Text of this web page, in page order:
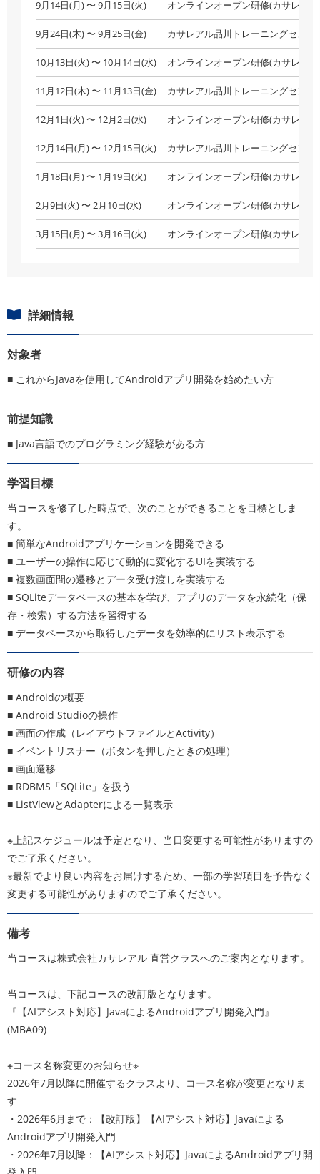
9月14日(月) 〜 9月15日(火) オンラインオープン研修(カサレア
9月24日(木) 〜 9月25日(金) カサレアル品川トレーニングセンタ
10月13日(火) 〜 10月14日(水) オンラインオープン研修(カサレア
11月12日(木) 〜 11月13日(金) カサレアル品川トレーニングセンタ
12月1日(火) 〜 12月2日(水) オンラインオープン研修(カサレア
12月14日(月) 〜 12月15日(火) カサレアル品川トレーニングセンタ
1月18日(月) 〜 1月19日(火) オンラインオープン研修(カサレア
2月9日(火) 〜 2月10日(水) オンラインオープン研修(カサレア
3月15日(月) 〜 3月16日(火) オンラインオープン研修(カサレア
詳細情報
対象者
■ これからJavaを使用してAndroidアプリ開発を始めたい方
前提知識
■ Java言語でのプログラミング経験がある方
学習目標
当コースを修了した時点で、次のことができることを目標としま
す。
■ 簡単なAndroidアプリケーションを開発できる
■ ユーザーの操作に応じて動的に変化するUIを実装する
■ 複数画面間の遷移とデータ受け渡しを実装する
■ SQLiteデータベースの基本を学び、アプリのデータを永続化（保
存・検索）する方法を習得する
■ データベースから取得したデータを効率的にリスト表示する
研修の内容
■ Androidの概要
■ Android Studioの操作
■ 画面の作成（レイアウトファイルとActivity）
■ イベントリスナー（ボタンを押したときの処理）
■ 画面遷移
■ RDBMS「SQLite」を扱う
■ ListViewとAdapterによる一覧表示
※上記スケジュールは予定となり、当日変更する可能性がありますの
でご了承ください。
※最新でより良い内容をお届けするため、一部の学習項目を予告なく
変更する可能性がありますのでご了承ください。
備考
当コースは株式会社カサレアル 直営クラスへのご案内となります。
当コースは、下記コースの改訂版となります。
『【AIアシスト対応】JavaによるAndroidアプリ開発入門』
(MBA09)
※コース名称変更のお知らせ※
2026年7月以降に開催するクラスより、コース名称が変更となりま
す
・2026年6月まで：【改訂版】【AIアシスト対応】Javaによる
Androidアプリ開発入門
・2026年7月以降：【AIアシスト対応】JavaによるAndroidアプリ開